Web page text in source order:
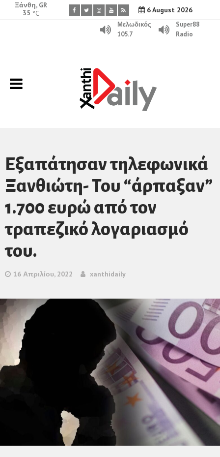
6 August 2026
Ξάνθη, GR
35 °C
Μελωδικός
105.7
Super88
Radio
Eξαπάτησαν τηλεφωνικά
Ξανθιώτη- Του “άρπαξαν”
1.700 ευρώ από τον
τραπεζικό λογαριασμό
του.
16 Απριλίου, 2022 xanthidaily